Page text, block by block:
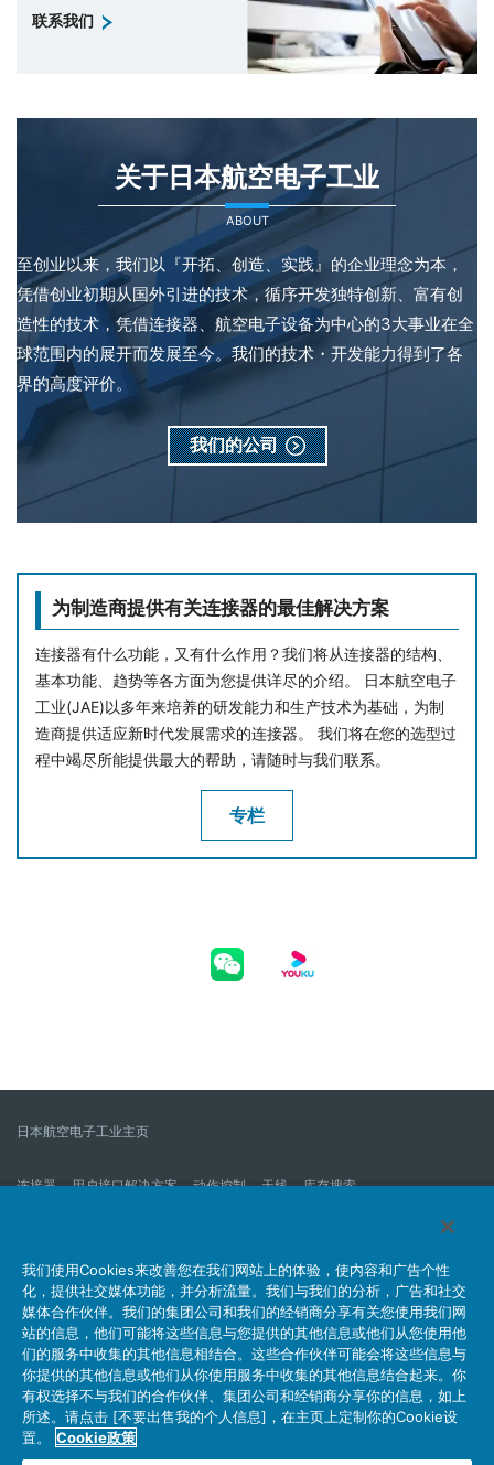
联系我们
关于日本航空电子工业
ABOUT
至创业以来，我们以『开拓、创造、实践』的企业理念为本，
凭借创业初期从国外引进的技术，循序开发独特创新、富有创
造性的技术，凭借连接器、航空电子设备为中心的3大事业在全
球范围内的展开而发展至今。我们的技术・开发能力得到了各
界的高度评价。
我们的公司
为制造商提供有关连接器的最佳解决方案
连接器有什么功能，又有什么作用？我们将从连接器的结构、
基本功能、趋势等各方面为您提供详尽的介绍。 日本航空电子
工业(JAE)以多年来培养的研发能力和生产技术为基础，为制
造商提供适应新时代发展需求的连接器。 我们将在您的选型过
程中竭尽所能提供最大的帮助，请随时与我们联系。
专栏
日本航空电子工业主页
连接器 用户接口解决方案 动作控制 天线 库存搜索
我们的公司 企业社会责任 IR消息 公司新到信息列表
产品信息新的列表
网站地图
联系我们
个人信息保护方针 JAE Cookie政策
关于利用本网站
社交媒体官方账号运营方针
我们使用Cookies来改善您在我们网站上的体验，使内容和广告个性
化，提供社交媒体功能，并分析流量。我们与我们的分析，广告和社交
媒体合作伙伴。我们的集团公司和我们的经销商分享有关您使用我们网
站的信息，他们可能将这些信息与您提供的其他信息或他们从您使用他
们的服务中收集的其他信息相结合。这些合作伙伴可能会将这些信息与
你提供的其他信息或他们从你使用服务中收集的其他信息结合起来。你
有权选择不与我们的合作伙伴、集团公司和经销商分享你的信息，如上
所述。请点击 [不要出售我的个人信息]，在主页上定制你的Cookie设
置。
Cookie政策